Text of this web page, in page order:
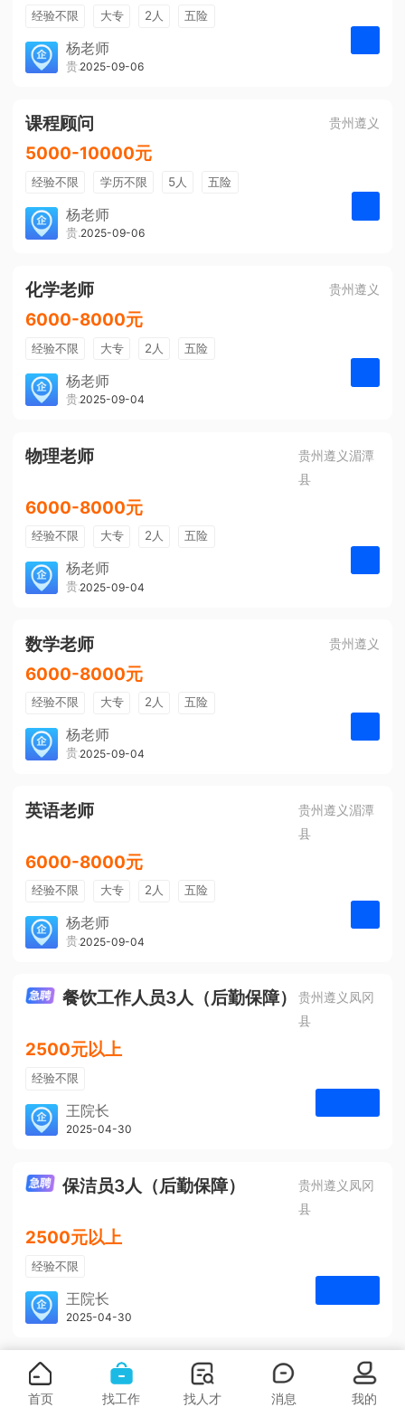
经验不限 大专 2人
五险
带薪年假
年终奖
免费培训
包住宿
杨老师
贵州大美前程文化发展有限公司
2025-09-06
课程顾问 贵州遵义
5000-10000元
经验不限 学历不限 5人
五险
带薪年假
年终奖
免费培训
包住宿
杨老师
贵州大美前程文化发展有限公司
2025-09-06
化学老师 贵州遵义
6000-8000元
经验不限 大专 2人
五险
带薪年假
年终奖
免费培训
包住宿
杨老师
贵州大美前程文化发展有限公司
2025-09-04
物理老师
贵州遵义湄潭
县
6000-8000元
经验不限 大专 2人
五险
带薪年假
年终奖
免费培训
包住宿
杨老师
贵州大美前程文化发展有限公司
2025-09-04
数学老师 贵州遵义
6000-8000元
经验不限 大专 2人
五险
带薪年假
年终奖
免费培训
包住宿
杨老师
贵州大美前程文化发展有限公司
2025-09-04
英语老师
贵州遵义湄潭
县
6000-8000元
经验不限 大专 2人
五险
带薪年假
年终奖
免费培训
包住宿
杨老师
贵州大美前程文化发展有限公司
2025-09-04
餐饮工作人员3人（后勤保障）
贵州遵义凤冈
县
2500元以上
经验不限
学历不限
3人
王院长
凤冈安宁医院
2025-04-30
保洁员3人（后勤保障）
贵州遵义凤冈
县
2500元以上
经验不限
学历不限
3人
王院长
凤冈安宁医院
2025-04-30
首页 找工作 找人才 消息 我的